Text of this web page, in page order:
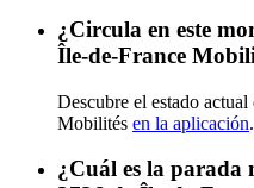
¿Circula en este
Île-de-France
Descubre el estado
Mobilités en la aplicación.
¿Cuál es la parada